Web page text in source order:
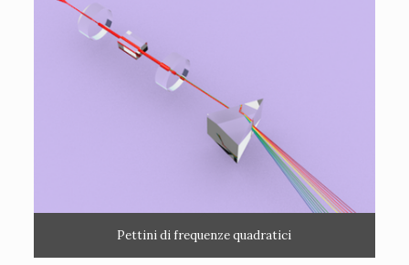
Pettini di frequenze quadratici